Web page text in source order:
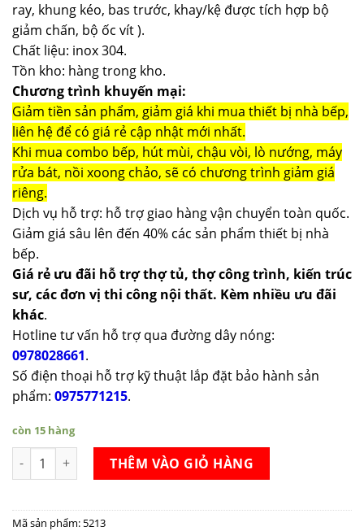
ray, khung kéo, bas trước, khay/kệ được tích hợp bộ
giảm chấn, bộ ốc vít ).
Chất liệu: inox 304.
Tồn kho: hàng trong kho.
Chương trình khuyến mại:
Giảm tiền sản phẩm, giảm giá khi mua thiết bị nhà bếp,
liên hệ để có giá rẻ cập nhật mới nhất.
Khi mua combo bếp, hút mùi, chậu vòi, lò nướng, máy
rửa bát, nồi xoong chảo, sẽ có chương trình giảm giá
riêng.
Dịch vụ hỗ trợ: hỗ trợ giao hàng vận chuyển toàn quốc.
Giảm giá sâu lên đến 40% các sản phẩm thiết bị nhà
bếp.
Giá rẻ ưu đãi hỗ trợ thợ tủ, thợ công trình, kiến trúc
sư, các đơn vị thi công nội thất. Kèm nhiều ưu đãi
khác.
Hotline tư vấn hỗ trợ qua đường dây nóng:
0978028661.
Số điện thoại hỗ trợ kỹ thuật lắp đặt bảo hành sản
phẩm: 0975771215.
còn 15 hàng
Tủ đồ khô 6 tầng Edel GK09-450/450A/600 số lượng
THÊM VÀO GIỎ HÀNG
Mã sản phẩm: 5213